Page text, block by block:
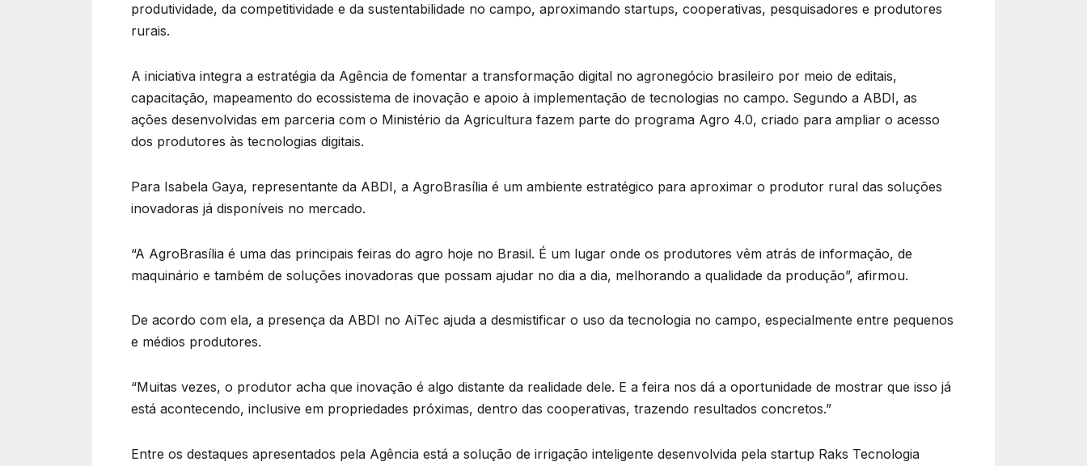
produtividade, da competitividade e da sustentabilidade no campo, aproximando startups, cooperativas, pesquisadores e produtores
rurais.
A iniciativa integra a estratégia da Agência de fomentar a transformação digital no agronegócio brasileiro por meio de editais,
capacitação, mapeamento do ecossistema de inovação e apoio à implementação de tecnologias no campo. Segundo a ABDI, as
ações desenvolvidas em parceria com o Ministério da Agricultura fazem parte do programa Agro 4.0, criado para ampliar o acesso
dos produtores às tecnologias digitais.
Para Isabela Gaya, representante da ABDI, a AgroBrasília é um ambiente estratégico para aproximar o produtor rural das soluções
inovadoras já disponíveis no mercado.
“A AgroBrasília é uma das principais feiras do agro hoje no Brasil. É um lugar onde os produtores vêm atrás de informação, de
maquinário e também de soluções inovadoras que possam ajudar no dia a dia, melhorando a qualidade da produção”, afirmou.
De acordo com ela, a presença da ABDI no AiTec ajuda a desmistificar o uso da tecnologia no campo, especialmente entre pequenos
e médios produtores.
“Muitas vezes, o produtor acha que inovação é algo distante da realidade dele. E a feira nos dá a oportunidade de mostrar que isso já
está acontecendo, inclusive em propriedades próximas, dentro das cooperativas, trazendo resultados concretos.”
Entre os destaques apresentados pela Agência está a solução de irrigação inteligente desenvolvida pela startup Raks Tecnologia